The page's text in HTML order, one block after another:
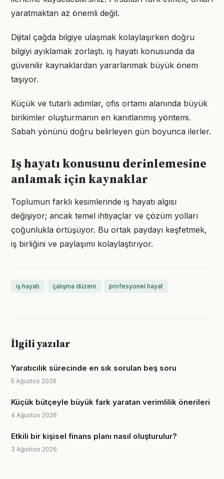
yaratmaktan az önemli değil.
Dijital çağda bilgiye ulaşmak kolaylaşırken doğru
bilgiyi ayıklamak zorlaştı. iş hayatı konusunda da
güvenilir kaynaklardan yararlanmak büyük önem
taşıyor.
Küçük ve tutarlı adımlar, ofis ortamı alanında büyük
birikimler oluşturmanın en kanıtlanmış yöntemi.
Sabah yönünü doğru belirleyen gün boyunca ilerler.
Iş hayatı konusunu derinlemesine
anlamak için kaynaklar
Toplumun farklı kesimlerinde iş hayatı algısı
değişiyor; ancak temel ihtiyaçlar ve çözüm yolları
çoğunlukla örtüşüyor. Bu ortak paydayı keşfetmek,
iş birliğini ve paylaşımı kolaylaştırıyor.
iş hayatı çalışma düzeni profesyonel hayat
İlgili yazılar
Yaratıcılık sürecinde en sık sorulan beş soru
5 Ağustos 2026
Küçük bütçeyle büyük fark yaratan verimlilik önerileri
4 Ağustos 2026
Etkili bir kişisel finans planı nasıl oluşturulur?
3 Ağustos 2026